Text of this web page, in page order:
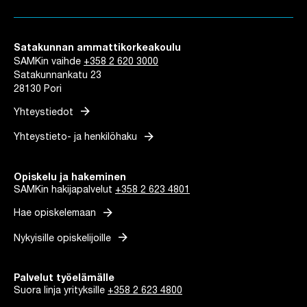
Satakunnan ammattikorkeakoulu
SAMKin vaihde +358 2 620 3000
Satakunnankatu 23
28130 Pori
Yhteystiedot arrow_forward
Yhteystieto- ja henkilöhaku arrow_forward
Opiskelu ja hakeminen
SAMKin hakijapalvelut +358 2 623 4801
Hae opiskelemaan arrow_forward
Nykyisille opiskelijoille arrow_forward
Palvelut työelämälle
Suora linja yrityksille +358 2 623 4800